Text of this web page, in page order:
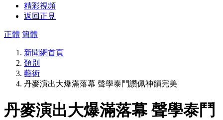
精彩視頻
返回正見
正體 簡體
新聞網首頁
類別
藝術
丹麥演出大爆滿落幕 聲學泰鬥讚佩神韻完美
丹麥演出大爆滿落幕 聲學泰鬥